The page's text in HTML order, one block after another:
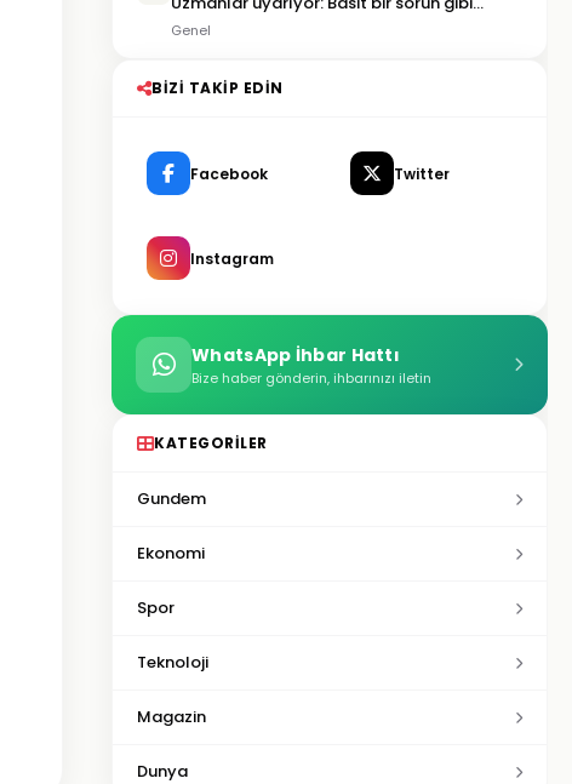
görülmemeli
Genel
BIZI TAKIP EDIN
Facebook Twitter
Instagram
WhatsApp İhbar Hattı
Bize haber gönderin, ihbarınızı iletin
KATEGORILER
Gundem
Ekonomi
Spor
Teknoloji
Magazin
Dunya